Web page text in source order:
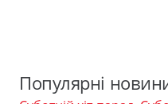
Популярні